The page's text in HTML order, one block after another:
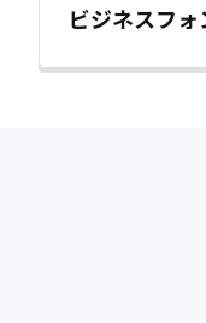
ビジネスフ